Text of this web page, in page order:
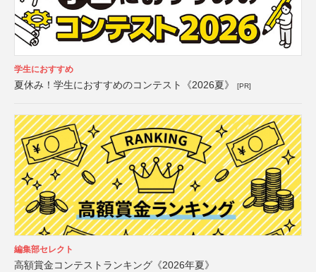
学生におすすめ
夏休み！学生におすすめのコンテスト《2026夏》 [PR]
編集部セレクト
高額賞金コンテストランキング《2026年夏》